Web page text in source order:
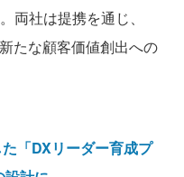
両社は提携を通じ、
たな顧客価値創出への
「DXリーダー育成プ